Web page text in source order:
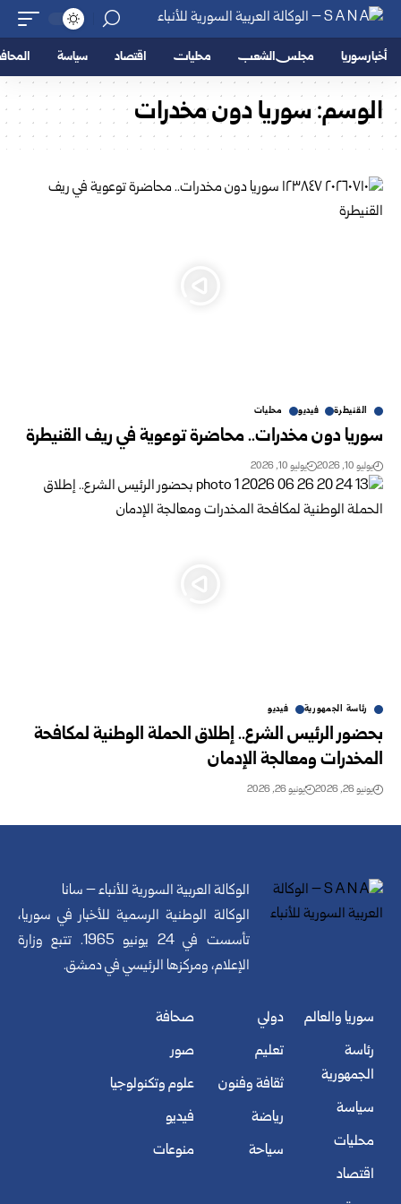
أخبار سوريا مجلس الشعب محليات اقتصاد سياسة
الوسم:سوريا دون مخدرات
القنيطرة فيديو محليات
سوريا دون مخدرات.. محاضرة توعوية في ريف القنيطرة‏
يوليو 10, 2026 يوليو 10, 2026
رئاسة الجمهورية فيديو
بحضور الرئيس الشرع.. إطلاق الحملة الوطنية لمكافحة
المخدرات ‌‏ومعالجة الإدمان
يونيو 26, 2026 يونيو 26, 2026
الوكالة العربية السورية للأنباء – سانا
الوكالة الوطنية الرسمية للأخبار في سوريا،
تأسست في 24 يونيو 1965. تتبع وزارة
الإعلام، ومركزها الرئيسي في دمشق.
سوريا والعالم
رئاسة
الجمهورية
سياسة
محليات
اقتصاد
دولي
تعليم
ثقافة وفنون
رياضة
سياحة
صحافة
صور
علوم وتكنولوجيا
فيديو
منوعات